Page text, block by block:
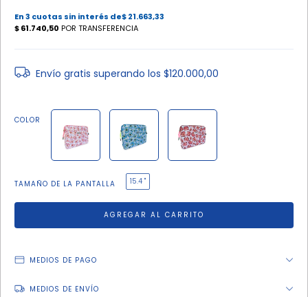
Envío gratis superando los $120.000,00
COLOR
TAMAÑO DE LA PANTALLA 15.4 "
MEDIOS DE PAGO
MEDIOS DE ENVÍO